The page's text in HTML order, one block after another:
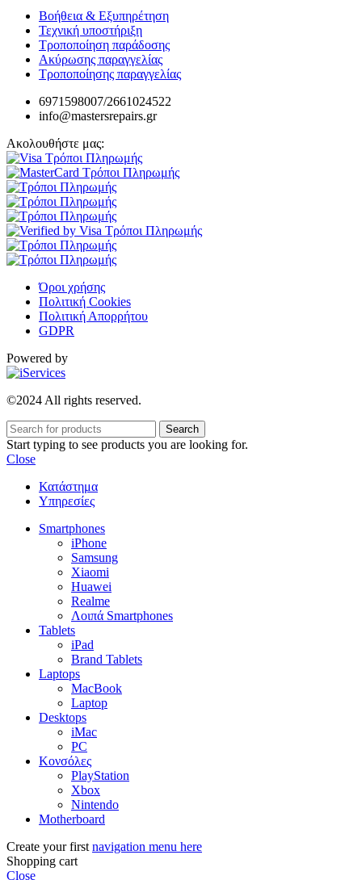
Βοήθεια & Εξυπηρέτηση
Τεχνική υποστήριξη
Τροποποίηση παράδοσης
Ακύρωσης παραγγελίας
Τροποποίησης παραγγελίας
6971598007/2661024522
info@mastersrepairs.gr
Ακολουθήστε μας:
Όροι χρήσης
Πολιτική Cookies
Πολιτική Απορρήτου
GDPR
Powered by
©2024 All rights reserved.
Search
Start typing to see products you are looking for.
Close
Κατάστημα
Υπηρεσίες
Smartphones
iPhone
Samsung
Xiaomi
Huawei
Realme
Λοιπά Smartphones
Tablets
iPad
Brand Tablets
Laptops
MacBook
Laptop
Desktops
iMac
PC
Κονσόλες
PlayStation
Xbox
Nintendo
Motherboard
Create your first navigation menu here
Shopping cart
Close